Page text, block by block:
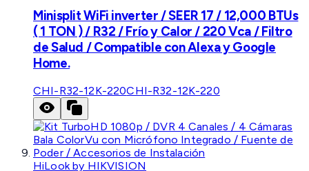
Minisplit WiFi inverter / SEER 17 / 12,000 BTUs
( 1 TON ) / R32 / Frío y Calor / 220 Vca / Filtro
de Salud / Compatible con Alexa y Google
Home.
CHI-R32-12K-220CHI-R32-12K-220
HiLook by HIKVISION